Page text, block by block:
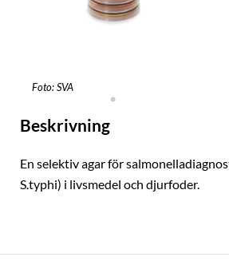
Foto: SVA
Beskrivning
En selektiv agar för
S.typhi) i livsmedel och djurfoder.